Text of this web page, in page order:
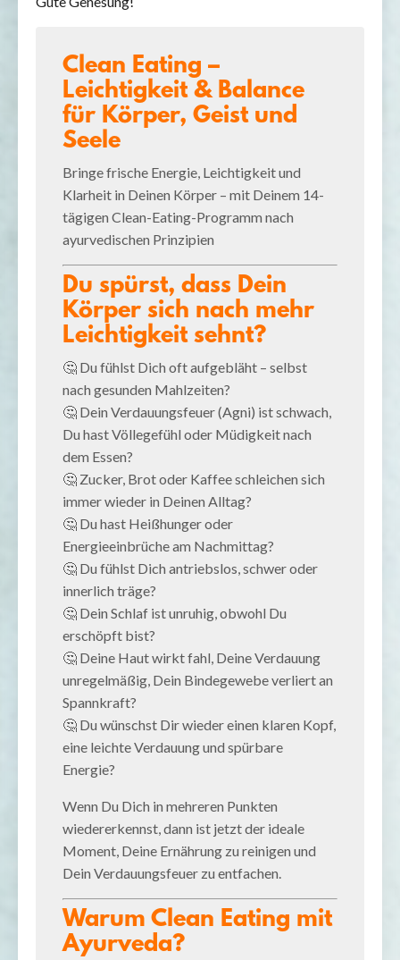
Clean Eating –
Leichtigkeit & Balance
für Körper, Geist und
Seele
Bringe frische Energie, Leichtigkeit und
Klarheit in Deinen Körper – mit Deinem 14-
tägigen Clean-Eating-Programm nach
ayurvedischen Prinzipien
Du spürst, dass Dein
Körper sich nach mehr
Leichtigkeit sehnt?
🤔 Du fühlst Dich oft aufgebläht – selbst
nach gesunden Mahlzeiten?
🤔 Dein Verdauungsfeuer (Agni) ist schwach,
Du hast Völlegefühl oder Müdigkeit nach
dem Essen?
🤔 Zucker, Brot oder Kaffee schleichen sich
immer wieder in Deinen Alltag?
🤔 Du hast Heißhunger oder
Energieeinbrüche am Nachmittag?
🤔 Du fühlst Dich antriebslos, schwer oder
innerlich träge?
🤔 Dein Schlaf ist unruhig, obwohl Du
erschöpft bist?
🤔 Deine Haut wirkt fahl, Deine Verdauung
unregelmäßig, Dein Bindegewebe verliert an
Spannkraft?
🤔 Du wünschst Dir wieder einen klaren Kopf,
eine leichte Verdauung und spürbare
Energie?
Wenn Du Dich in mehreren Punkten
wiedererkennst, dann ist jetzt der ideale
Moment, Deine Ernährung zu reinigen und
Dein Verdauungsfeuer zu entfachen.
Warum Clean Eating mit
Ayurveda?